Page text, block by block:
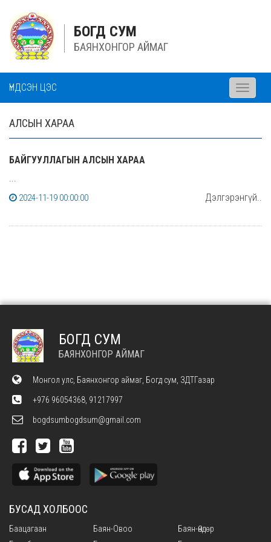
БОГД СУМ
БАЯНХОНГОР АЙМАГ
ҮНДСЭН ЦЭС
Toggle
АЛСЫН ХАРАА
БАЙГУУЛЛАГЫН АЛСЫН ХАРАА
...
2024-11-19 00:00:00
Дэлгэрэнгүй..
БОГД СУМ
БАЯНХОНГОР АЙМАГ
Монгол улс, Баянхонгор аймаг, Богд сум, ЗДТГазар
+976 96054368, 91217997
bogdsumbogdsum@gmail.com
БУСАД ХОЛБООС
Баацагаан Баян-Овоо
Баян-Өндөр